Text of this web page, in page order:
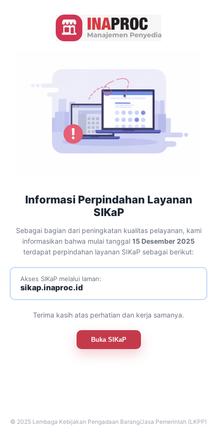
Informasi Perpindahan Layanan
SIKaP
Sebagai bagian dari peningkatan kualitas pelayanan, kami
informasikan bahwa mulai tanggal 15 Desember 2025
terdapat perpindahan layanan SIKaP sebagai berikut:
Akses SIKaP melalui laman:
sikap.inaproc.id
Terima kasih atas perhatian dan kerja samanya.
Buka SIKaP
© 2025 Lembaga Kebijakan Pengadaan Barang/Jasa Pemerintah (LKPP)